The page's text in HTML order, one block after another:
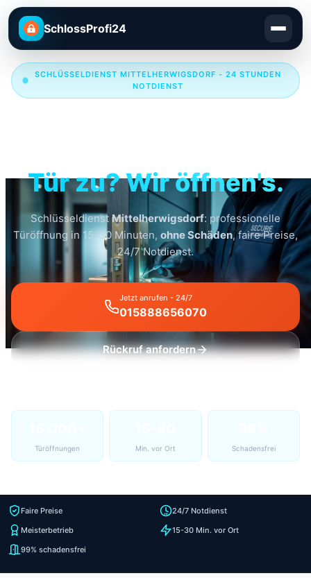
SchlossProfi24
SCHLÜSSELDIENST MITTELHERWIGSDORF - 24 STUNDEN
NOTDIENST
Tür zu? Wir öffnen's.
SchlüsseldienstMittelherwigsdorf: professionelle
Türöffnung in 15-30 Minuten, ohne Schäden, faire Preise,
24/7 Notdienst.
Jetzt anrufen - 24/7
015888656070
Rückruf anfordern
Türöffnungen Min. vor Ort Schadensfrei
Faire Preise
24/7 Notdienst
Meisterbetrieb
15-30 Min. vor Ort
99% schadensfrei